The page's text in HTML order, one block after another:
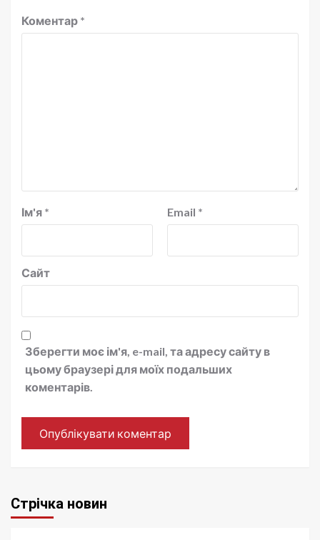
Коментар *
Ім'я * Email *
Сайт
Зберегти моє ім'я, e-mail, та адресу сайту в
цьому браузері для моїх подальших
коментарів.
Стрічка новин